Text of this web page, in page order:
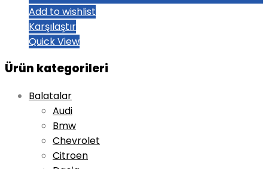
Add to wishlist
Karşılaştır
Quick View
Ürün kategorileri
Balatalar
Audi
Bmw
Chevrolet
Citroen